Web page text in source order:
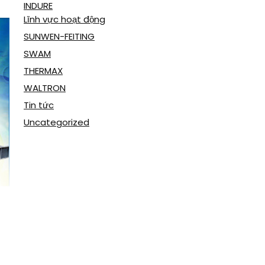
INDURE
Lĩnh vực hoạt động
SUNWEN-FEITING
SWAM
THERMAX
WALTRON
Tin tức
Uncategorized